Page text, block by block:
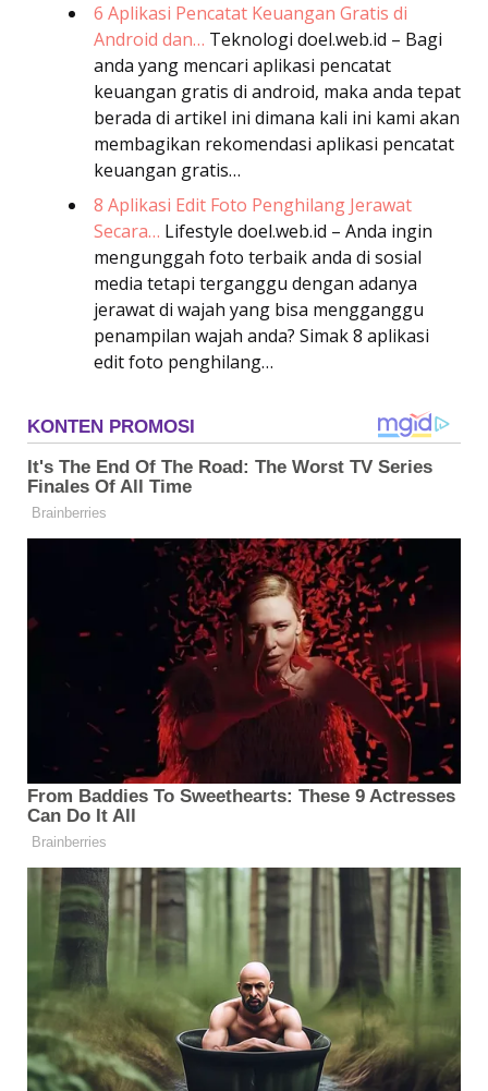
6 Aplikasi Pencatat Keuangan Gratis di
Android dan… Teknologi doel.web.id – Bagi
anda yang mencari aplikasi pencatat
keuangan gratis di android, maka anda tepat
berada di artikel ini dimana kali ini kami akan
membagikan rekomendasi aplikasi pencatat
keuangan gratis…
8 Aplikasi Edit Foto Penghilang Jerawat
Secara… Lifestyle doel.web.id – Anda ingin
mengunggah foto terbaik anda di sosial
media tetapi terganggu dengan adanya
jerawat di wajah yang bisa mengganggu
penampilan wajah anda? Simak 8 aplikasi
edit foto penghilang…